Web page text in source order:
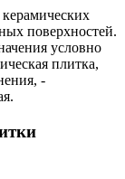
поверхностей.
условно
плитка,
-